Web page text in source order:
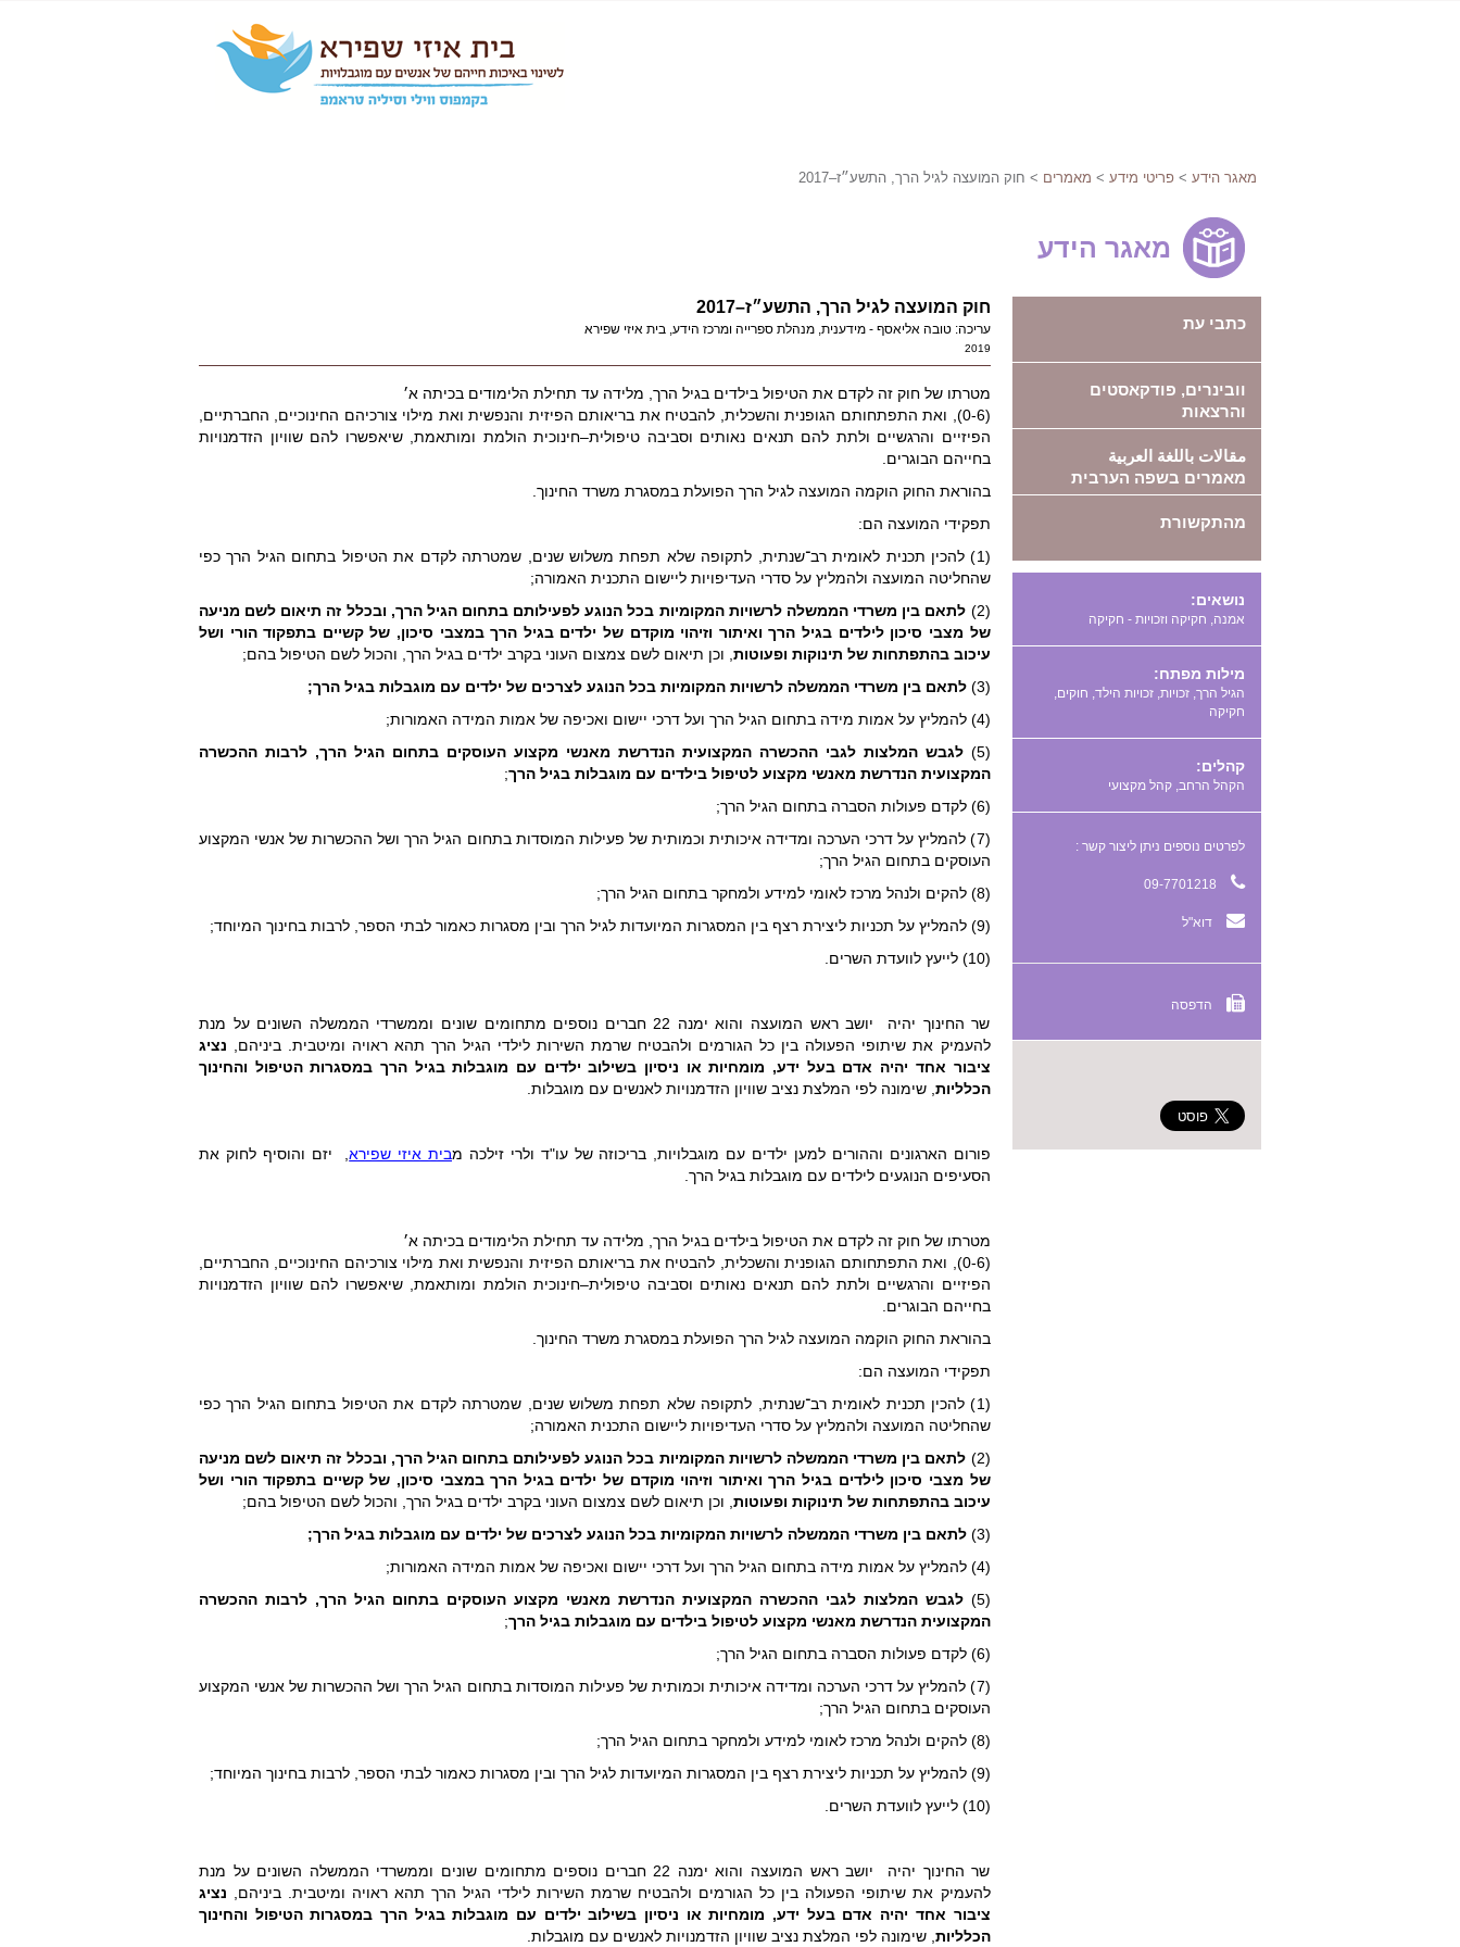
מאגר הידע > פריטי מידע > מאמרים > חוק המועצה לגיל הרך, התשע״ז–2017
מאגר הידע
חוק המועצה לגיל הרך, התשע״ז–2017
עריכה: טובה אליאסף - מידענית, מנהלת ספרייה ומרכז הידע, בית איזי שפירא
2019
מטרתו של חוק זה לקדם את הטיפול בילדים בגיל הרך, מלידה עד תחילת הלימודים בכיתה א׳
(0-6), ואת התפתחותם הגופנית והשכלית, להבטיח את בריאותם הפיזית והנפשית ואת מילוי צורכיהם החינוכיים, החברתיים,
הפיזיים והרגשיים ולתת להם תנאים נאותים וסביבה טיפולית–חינוכית הולמת ומותאמת, שיאפשרו להם שוויון הזדמנויות
בחייהם הבוגרים.
בהוראת החוק הוקמה המועצה לגיל הרך הפועלת במסגרת משרד החינוך.
תפקידי המועצה הם:
(1) להכין תכנית לאומית רב־שנתית, לתקופה שלא תפחת משלוש שנים, שמטרתה לקדם את הטיפול בתחום הגיל הרך כפי
שהחליטה המועצה ולהמליץ על סדרי העדיפויות ליישום התכנית האמורה;
(2)
לתאם בין משרדי הממשלה לרשויות המקומיות בכל הנוגע לפעילותם בתחום הגיל הרך, ובכלל זה תיאום לשם מניעה
של מצבי סיכון לילדים בגיל הרך ואיתור וזיהוי מוקדם של ילדים בגיל הרך במצבי סיכון, של קשיים בתפקוד הורי ושל
עיכוב בהתפתחות של תינוקות ופעוטות , וכן תיאום לשם צמצום העוני בקרב ילדים בגיל הרך, והכול לשם הטיפול בהם;
(3)
לתאם בין משרדי הממשלה לרשויות המקומיות בכל הנוגע לצרכים של ילדים עם מוגבלות בגיל הרך;
(4) להמליץ על אמות מידה בתחום הגיל הרך ועל דרכי יישום ואכיפה של אמות המידה האמורות;
(5)
לגבש המלצות לגבי ההכשרה המקצועית הנדרשת מאנשי מקצוע העוסקים בתחום הגיל הרך, לרבות ההכשרה
המקצועית הנדרשת מאנשי מקצוע לטיפול בילדים עם מוגבלות בגיל הרך;
(6) לקדם פעולות הסברה בתחום הגיל הרך;
(7) להמליץ על דרכי הערכה ומדידה איכותית וכמותית של פעילות המוסדות בתחום הגיל הרך ושל ההכשרות של אנשי המקצוע
העוסקים בתחום הגיל הרך;
(8) להקים ולנהל מרכז לאומי למידע ולמחקר בתחום הגיל הרך;
(9) להמליץ על תכניות ליצירת רצף בין המסגרות המיועדות לגיל הרך ובין מסגרות כאמור לבתי הספר, לרבות בחינוך המיוחד;
(10) לייעץ לוועדת השרים.
שר החינוך יהיה יושב ראש המועצה והוא ימנה 22 חברים נוספים מתחומים שונים וממשרדי הממשלה השונים על מנת
להעמיק את שיתופי הפעולה בין כל הגורמים ולהבטיח שרמת השירות לילדי הגיל הרך תהא ראויה ומיטבית. ביניהם, נציג
ציבור אחד יהיה אדם בעל ידע, מומחיות או ניסיון בשילוב ילדים עם מוגבלות בגיל הרך במסגרות הטיפול והחינוך
הכלליות , שימונה לפי המלצת נציב שוויון הזדמנויות לאנשים עם מוגבלות.
פורום הארגונים וההורים למען ילדים עם מוגבלויות, בריכוזה של עו"ד ולרי זילכה מבית איזי שפירא, יזם והוסיף לחוק את
הסעיפים הנוגעים לילדים עם מוגבלות בגיל הרך.
מטרתו של חוק זה לקדם את הטיפול בילדים בגיל הרך, מלידה עד תחילת הלימודים בכיתה א׳
(0-6), ואת התפתחותם הגופנית והשכלית, להבטיח את בריאותם הפיזית והנפשית ואת מילוי צורכיהם החינוכיים, החברתיים,
הפיזיים והרגשיים ולתת להם תנאים נאותים וסביבה טיפולית–חינוכית הולמת ומותאמת, שיאפשרו להם שוויון הזדמנויות
בחייהם הבוגרים.
בהוראת החוק הוקמה המועצה לגיל הרך הפועלת במסגרת משרד החינוך.
תפקידי המועצה הם:
(1) להכין תכנית לאומית רב־שנתית, לתקופה שלא תפחת משלוש שנים, שמטרתה לקדם את הטיפול בתחום הגיל הרך כפי
שהחליטה המועצה ולהמליץ על סדרי העדיפויות ליישום התכנית האמורה;
(2)
לתאם בין משרדי הממשלה לרשויות המקומיות בכל הנוגע לפעילותם בתחום הגיל הרך, ובכלל זה תיאום לשם מניעה
של מצבי סיכון לילדים בגיל הרך ואיתור וזיהוי מוקדם של ילדים בגיל הרך במצבי סיכון, של קשיים בתפקוד הורי ושל
עיכוב בהתפתחות של תינוקות ופעוטות , וכן תיאום לשם צמצום העוני בקרב ילדים בגיל הרך, והכול לשם הטיפול בהם;
(3)
לתאם בין משרדי הממשלה לרשויות המקומיות בכל הנוגע לצרכים של ילדים עם מוגבלות בגיל הרך;
(4) להמליץ על אמות מידה בתחום הגיל הרך ועל דרכי יישום ואכיפה של אמות המידה האמורות;
(5)
לגבש המלצות לגבי ההכשרה המקצועית הנדרשת מאנשי מקצוע העוסקים בתחום הגיל הרך, לרבות ההכשרה
המקצועית הנדרשת מאנשי מקצוע לטיפול בילדים עם מוגבלות בגיל הרך;
(6) לקדם פעולות הסברה בתחום הגיל הרך;
(7) להמליץ על דרכי הערכה ומדידה איכותית וכמותית של פעילות המוסדות בתחום הגיל הרך ושל ההכשרות של אנשי המקצוע
העוסקים בתחום הגיל הרך;
(8) להקים ולנהל מרכז לאומי למידע ולמחקר בתחום הגיל הרך;
(9) להמליץ על תכניות ליצירת רצף בין המסגרות המיועדות לגיל הרך ובין מסגרות כאמור לבתי הספר, לרבות בחינוך המיוחד;
(10) לייעץ לוועדת השרים.
שר החינוך יהיה יושב ראש המועצה והוא ימנה 22 חברים נוספים מתחומים שונים וממשרדי הממשלה השונים על מנת
להעמיק את שיתופי הפעולה בין כל הגורמים ולהבטיח שרמת השירות לילדי הגיל הרך תהא ראויה ומיטבית. ביניהם, נציג
ציבור אחד יהיה אדם בעל ידע, מומחיות או ניסיון בשילוב ילדים עם מוגבלות בגיל הרך במסגרות הטיפול והחינוך
הכלליות , שימונה לפי המלצת נציב שוויון הזדמנויות לאנשים עם מוגבלות.
כתבי עת
וובינרים, פודקאסטים
והרצאות
مقالات باللغة العربية
מאמרים בשפה הערבית
מהתקשורת
נושאים:
אמנה, חקיקה וזכויות - חקיקה
מילות מפתח:
,
,
,
,
קהלים:
הקהל הרחב, קהל מקצועי
לפרטים נוספים ניתן ליצור קשר :
דוא"ל
הדפסה